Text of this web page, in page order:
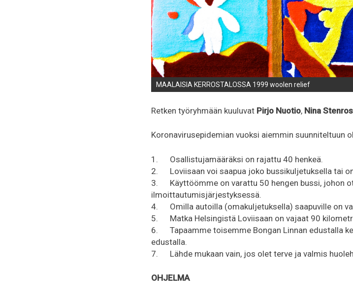
MAALAISIA KERROSTALOSSA 1999 woolen relief
Retken työryhmään kuuluvat Pirjo Nuotio, Nina Stenros
Koronavirusepidemian vuoksi aiemmin suunniteltuun
1. Osallistujamääräksi on rajattu 40 henkeä.
2. Loviisaan voi saapua joko bussikuljetuksella tai
3. Käyttöömme on varattu 50 hengen bussi, johon
ilmoittautumisjärjestyksessä.
4. Omilla autoilla (omakuljetuksella) saapuville on
5. Matka Helsingistä Loviisaan on vajaat 90
6. Tapaamme toisemme Bongan Linnan edustalla
edustalla.
7. Lähde mukaan vain, jos olet terve ja valmis
OHJELMA